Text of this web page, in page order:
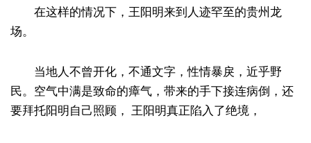
在这样的情况下，王阳明来到人迹罕至的贵州龙
场。
当地人不曾开化，不通文字，性情暴戾，近乎野
民。空气中满是致命的瘴气，带来的手下接连病倒，还
要拜托阳明自己照顾， 王阳明真正陷入了绝境，